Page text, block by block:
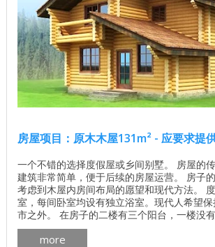
房屋项目：原木木屋131m² - 应要求提
一个不错的选择度假屋或乡间别墅。 房屋的
建筑非常简单，便于后续的房屋运营。 房子
考虑到木屋内房间布局的愿望和现代方法。
室，每间卧室均设有独立浴室。现代人希望
市之外。 在房子的二楼有三个阳台，一楼没
楼的卧室可用于联合娱乐。还有每个房间，因
都是为了满足一个或另一个客户的需求，所以
more